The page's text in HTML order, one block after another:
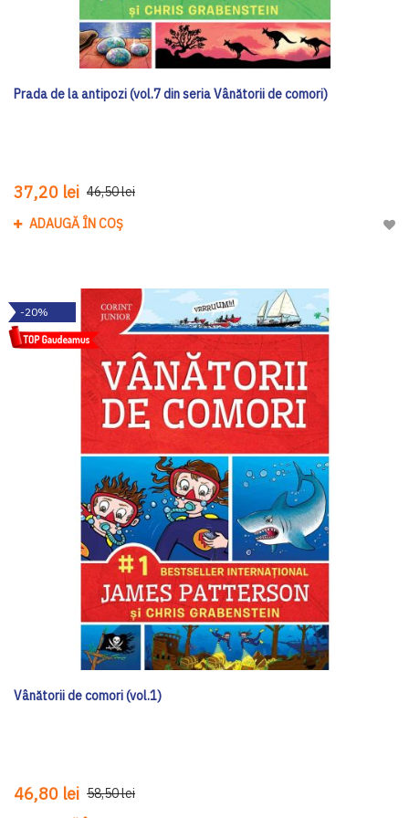
Prada de la antipozi (vol.7 din seria Vânătorii de comori)
37,20 lei 46,50 lei
ADAUGĂ ÎN COȘ
-20%
Vânătorii de comori (vol.1)
46,80 lei 58,50 lei